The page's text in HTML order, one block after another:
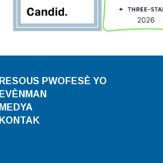
RESOUS PWOFESÈ YO
EVÈNMAN
MEDYA
KONTAK